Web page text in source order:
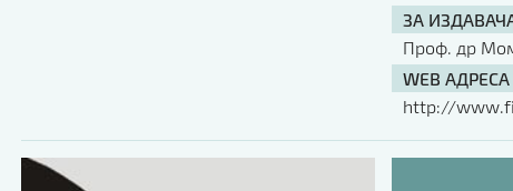
ЗА ИЗДАВАЧА
Проф. др
WEB
http://